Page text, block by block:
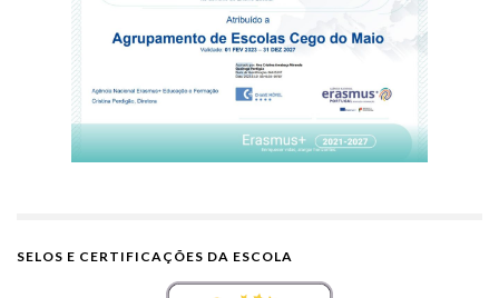
SELOS E CERTIFICAÇÕES DA ESCOLA